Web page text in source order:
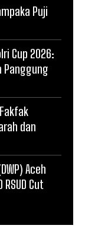
Puji
Cup 2026:
Panggung
dan
Aceh
Cut